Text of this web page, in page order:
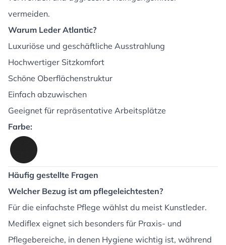
vermeiden.
Warum Leder Atlantic?
Luxuriöse und geschäftliche Ausstrahlung
Hochwertiger Sitzkomfort
Schöne Oberflächenstruktur
Einfach abzuwischen
Geeignet für repräsentative Arbeitsplätze
Farbe:
Häufig gestellte Fragen
Welcher Bezug ist am pflegeleichtesten?
Für die einfachste Pflege wählst du meist Kunstleder.
Mediflex eignet sich besonders für Praxis- und
Pflegebereiche, in denen Hygiene wichtig ist, während